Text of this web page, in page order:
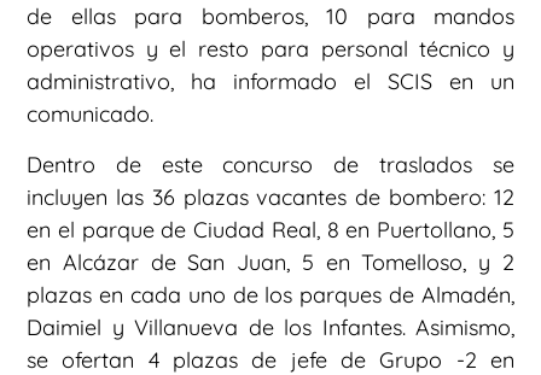
de ellas para bomberos, 10 para mandos
operativos y el resto para personal técnico y
administrativo, ha informado el SCIS en un
comunicado.
Dentro de este concurso de traslados se
incluyen las 36 plazas vacantes de bombero: 12
en el parque de Ciudad Real, 8 en Puertollano, 5
en Alcázar de San Juan, 5 en Tomelloso, y 2
plazas en cada uno de los parques de Almadén,
Daimiel y Villanueva de los Infantes. Asimismo,
se ofertan 4 plazas de jefe de Grupo -2 en